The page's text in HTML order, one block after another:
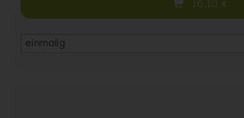
16,10 €